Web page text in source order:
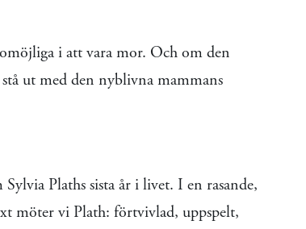
i att vara mor. Och om den
ut med den nyblivna mammans
Plaths sista år i livet. I en rasande,
möter vi Plath: förtvivlad, uppspelt,